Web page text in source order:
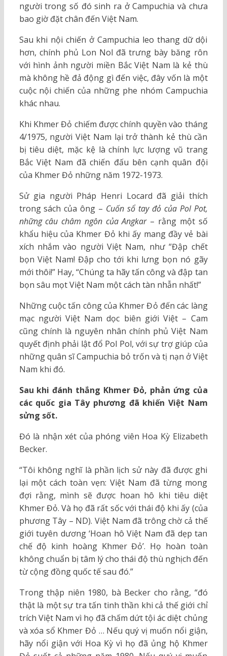
người trong số đó sinh ra ở Campuchia và chưa
bao giờ đặt chân đến Việt Nam.
Sau khi nội chiến ở Campuchia leo thang dữ dội
hơn, chính phủ Lon Nol đã trưng bày băng rôn
với hình ảnh người miền Bắc Việt Nam là kẻ thù
mà không hề đả động gì đến việc, đây vốn là một
cuộc nội chiến của những phe nhóm Campuchia
khác nhau.
Khi Khmer Đỏ chiếm được chính quyền vào tháng
4/1975, người Việt Nam lại trở thành kẻ thù cần
bị tiêu diệt, mặc kệ là chính lực lượng vũ trang
Bắc Việt Nam đã chiến đấu bên cạnh quân đội
của Khmer Đỏ những năm 1972-1973.
Sử gia người Pháp Henri Locard đã giải thích
trong sách của ông – Cuốn sổ tay đỏ của Pol Pot,
những câu châm ngôn của Angkar– rằng một số
khẩu hiệu của Khmer Đỏ khi ấy mang đầy vẻ bài
xích nhắm vào người Việt Nam, như “Đập chết
bọn Việt Nam! Đập cho tới khi lưng bọn nó gãy
mới thôi!” Hay, “Chúng ta hãy tấn công và đập tan
bọn sâu mọt Việt Nam một cách tàn nhẫn nhất!”
Những cuộc tấn công của Khmer Đỏ đến các làng
mạc người Việt Nam dọc biên giới Việt – Cam
cũng chính là nguyên nhân chính phủ Việt Nam
quyết định phải lật đổ Pol Pol, với sự trợ giúp của
những quân sĩ Campuchia bỏ trốn và tị nạn ở Việt
Nam khi đó.
Sau khi đánh thắng Khmer Đỏ, phản ứng của
các quốc gia Tây phương đã khiến Việt Nam
sửng sốt.
Đó là nhận xét của phóng viên Hoa Kỳ Elizabeth
Becker.
“Tôi không nghĩ là phần lịch sử này đã được ghi
lại một cách toàn vẹn: Việt Nam đã từng mong
đợi rằng, mình sẽ được hoan hô khi tiêu diệt
Khmer Đỏ. Và họ đã rất sốc với thái độ khi ấy (của
phương Tây – ND). Việt Nam đã trông chờ cả thế
giới tuyên dương ‘Hoan hô Việt Nam đã dẹp tan
chế độ kinh hoàng Khmer Đỏ’. Họ hoàn toàn
không chuẩn bị tâm lý cho thái độ thù nghịch đến
từ cộng đồng quốc tế sau đó.”
Trong thập niên 1980, bà Becker cho rằng, “đó
thật là một sự tra tấn tinh thần khi cả thế giới chỉ
trích Việt Nam vì họ đã chấm dứt tội ác diệt chủng
và xóa sổ Khmer Đỏ … Nếu quý vị muốn nổi giận,
hãy nổi giận với Hoa Kỳ vì họ đã ủng hộ Khmer